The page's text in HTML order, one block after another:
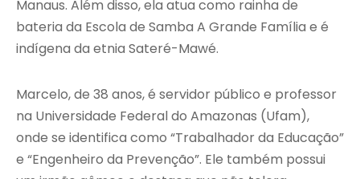
Manaus. Além disso, ela atua como rainha de
bateria da Escola de Samba A Grande Família e é
indígena da etnia Sateré-Mawé.
Marcelo, de 38 anos, é servidor público e professor
na Universidade Federal do Amazonas (Ufam),
onde se identifica como “Trabalhador da Educação”
e “Engenheiro da Prevenção”. Ele também possui